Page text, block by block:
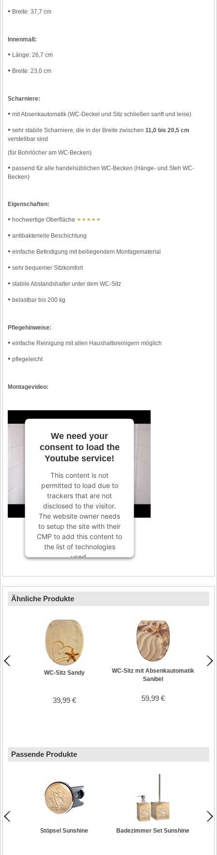
• Breite: 37,7 cm
Innenmaß:
• Länge: 26,7 cm
• Breite: 23,0 cm
Scharniere:
• mit Absenkautomatik (WC-Deckel und Sitz schließen sanft und leise)
• sehr stabile Scharniere, die in der Breite zwischen11,0 bis 20,5 cm
verstellbar sind
(für Bohrlöcher am WC-Becken)
• passend für alle handelsüblichen WC-Becken (Hänge- und Steh WC-
Becken)
Eigenschaften:
• hochwertige Oberfläche ✶✶✶✶✶
• antibakterielle Beschichtung
• einfache Befestigung mit beiliegendem Montagematerial
• sehr bequemer Sitzkomfort
• stabile Abstandshalter unter dem WC-Sitz
• belastbar bis 200 kg
Pflegehinweise:
• einfache Reinigung mit allen Haushaltsreinigern möglich
• pflegeleicht
Montagevideo:
We need your
consent to load the
Youtube service!
This content is not
permitted to load due to
trackers that are not
disclosed to the visitor.
The website owner needs
to setup the site with their
CMP to add this content to
the list of technologies
used.
Platform
Ähnliche Produkte
WC-Sitz Sandy
39,99 €
WC-Sitz mit Absenkautomatik
Sanibel
59,99 €
Passende Produkte
Stöpsel Sunshine Badezimmer Set Sunshine